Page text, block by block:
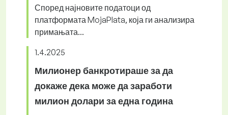
Според најновите податоци од
платформата MojaPlata, која ги анализира
примањата...
1.4.2025
Милионер банкротираше за да
докаже дека може да заработи
милион долари за една година